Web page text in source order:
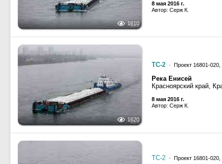
1610
8 мая 2016 г.
Автор: Серж К.
1620
ТС-2 · Проект 16801-020,
Река Енисей
Красноярский край,
8 мая 2016 г.
Автор: Серж К.
ТС-2 · Проект 16801-020,